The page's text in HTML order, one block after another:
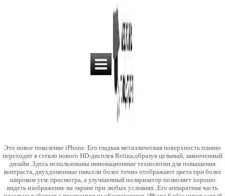
Это новое поколение iPhone. Его гладкая металлическая поверхность плавно
переходит в стекло нового HD-дисплея Retina,образуя цельный, законченный
дизайн .Здесь использованы инновационные технологии для повышения
контраста, двухдоменные пиксели более точно отображают цвета при более
широком угле просмотра, а улучшенный поляризатор позволяет хорошо
видеть изображение на экране при любых условиях..Его аппаратная часть